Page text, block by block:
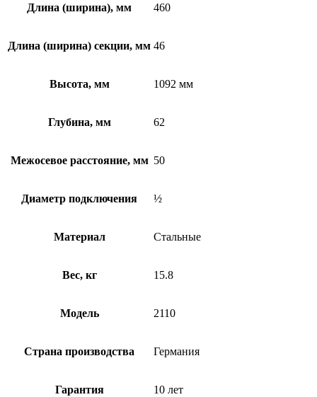
Длина (ширина), мм 460
Длина (ширина) секции, мм 46
Высота, мм 1092 мм
Глубина, мм 62
Межосевое расстояние, мм 50
Диаметр подключения ½
Материал Стальные
Вес, кг 15.8
Модель 2110
Страна производства Германия
Гарантия 10 лет